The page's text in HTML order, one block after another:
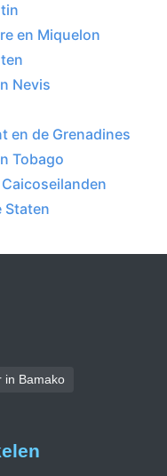
en Miquelon
Nevis
de Grenadines
Tobago
Bamako